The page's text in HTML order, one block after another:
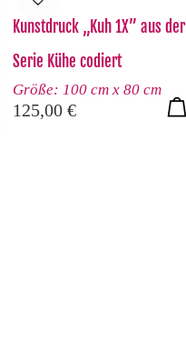
Kunstdruck „Kuh 1X” aus der
Serie Kühe codiert
Größe: 100 cm x 80 cm
125,00 €